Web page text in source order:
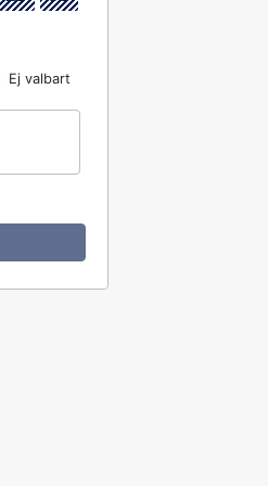
Ej valbart